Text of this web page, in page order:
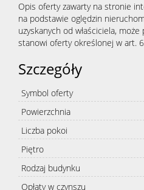
Opis oferty zawarty na stronie
na podstawie oględzin
uzyskanych od właściciela,
stanowi oferty określonej w art.
Szczegóły
Symbol oferty
Powierzchnia
Liczba pokoi
Piętro
Rodzaj budynku
Opłaty w czynszu